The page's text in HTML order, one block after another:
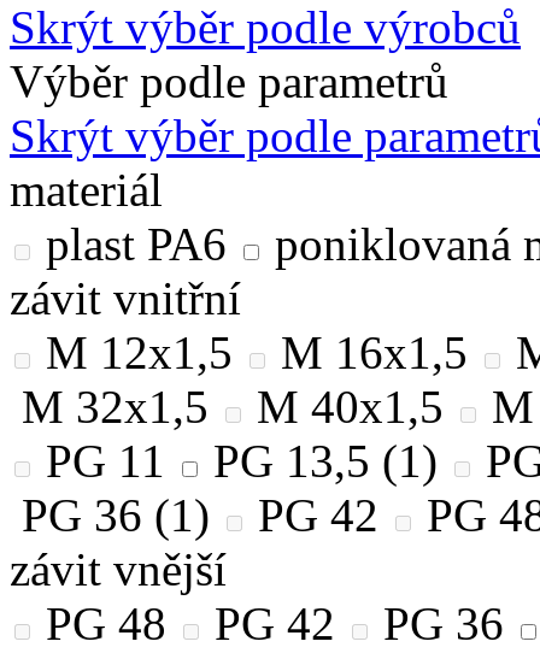
Skrýt výběr podle výrobců
Výběr podle parametrů
Skrýt výběr podle
materiál
plast PA6
poniklovaná
závit vnitřní
M 12x1,5
M 16x1,5
M 32x1,5
M 40x1,5
PG 11
PG 13,5 (1)
PG 36 (1) PG 42
PG
závit vnější
PG 48
PG 42
PG 36